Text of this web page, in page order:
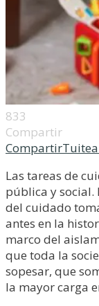
833
Compartir
Compartir
Las tareas de
pública y social.
del cuidado
antes en la
marco del
que toda la
sopesar, que
la mayor carga